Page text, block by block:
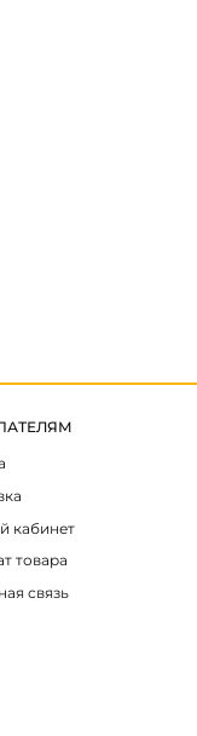
кабинет
товара
связь